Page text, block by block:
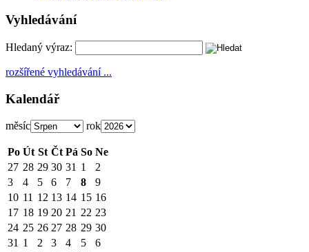
Vyhledávání
Hledaný výraz:
rozšířené vyhledávání ...
Kalendář
měsíc rok
Po Út St Čt Pá So Ne
27 28 29 30 31 1
2
3
4 5 6 7 8
9
10 11 12 13 14 15 16
17 18 19 20 21 22 23
24 25 26 27 28 29 30
31 1 2 3 4 5 6